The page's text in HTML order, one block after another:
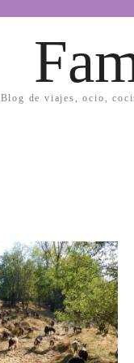
Blog de viajes, ocio,